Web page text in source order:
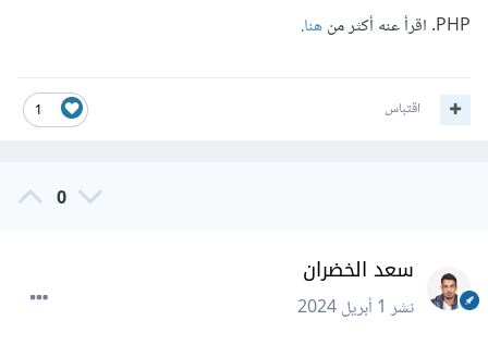
PHP. اقرأ عنه أكثر من
هنا.
1 اقتباس
0
سعد الخضران
نشر1 أبريل 2024